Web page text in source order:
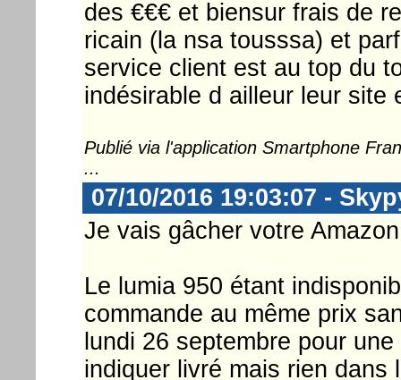
des €€€ et biensur frais de
ricain (la nsa tousssa) et
service client est au top du
indésirable d ailleur leur site
Publié via l'application Smartphone
...
07/10/2016 19:03:07 -
Je vais gâcher votre
Le lumia 950 étant
commande au même prix
lundi 26 septembre pour
indiquer livré mais rien